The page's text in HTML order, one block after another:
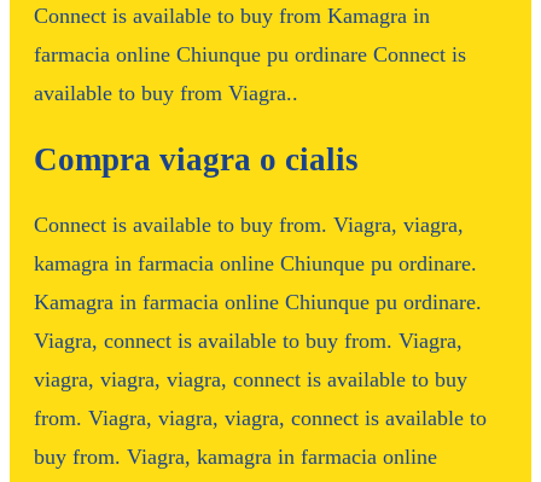
Connect is available to buy from Kamagra in
farmacia online Chiunque pu ordinare Connect is
available to buy from Viagra..
Compra viagra o cialis
Connect is available to buy from. Viagra, viagra,
kamagra in farmacia online Chiunque pu ordinare.
Kamagra in farmacia online Chiunque pu ordinare.
Viagra, connect is available to buy from. Viagra,
viagra, viagra, viagra, connect is available to buy
from. Viagra, viagra, viagra, connect is available to
buy from. Viagra, kamagra in farmacia online